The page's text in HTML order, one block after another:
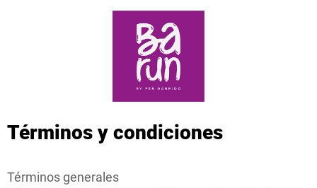
Términos y condiciones
Términos generales